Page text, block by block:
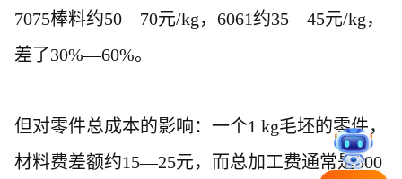
7075棒料约50—70元/kg，6061约35—45元/kg，
差了30%—60%。
但对零件总成本的影响：一个1 kg毛坯的零件，
材料费差额约15—25元，而总加工费通常是500